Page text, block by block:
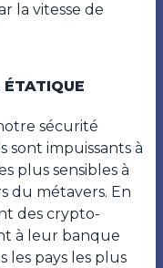
la vitesse de
sécurité
sont impuissants à
plus sensibles à
du métavers. En
des crypto-
à leur banque
les pays les plus